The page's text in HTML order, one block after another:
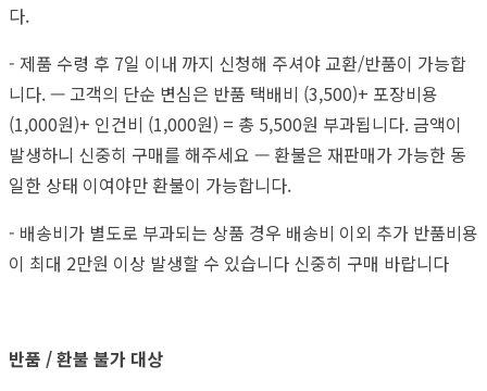
다.
- 제품 수령 후 7일 이내 까지 신청해 주셔야 교환/반품이 가능합
니다. — 고객의 단순 변심은 반품 택배비 (3,500)+ 포장비용
(1,000원)+ 인건비 (1,000원) = 총 5,500원 부과됩니다. 금액이
발생하니 신중히 구매를 해주세요 — 환불은 재판매가 가능한 동
일한 상태 이여야만 환불이 가능합니다.
- 배송비가 별도로 부과되는 상품 경우 배송비 이외 추가 반품비용
이 최대 2만원 이상 발생할 수 있습니다 신중히 구매 바랍니다
반품 / 환불 불가 대상